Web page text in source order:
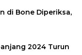
di Bone Diperiksa,
2024 Turun